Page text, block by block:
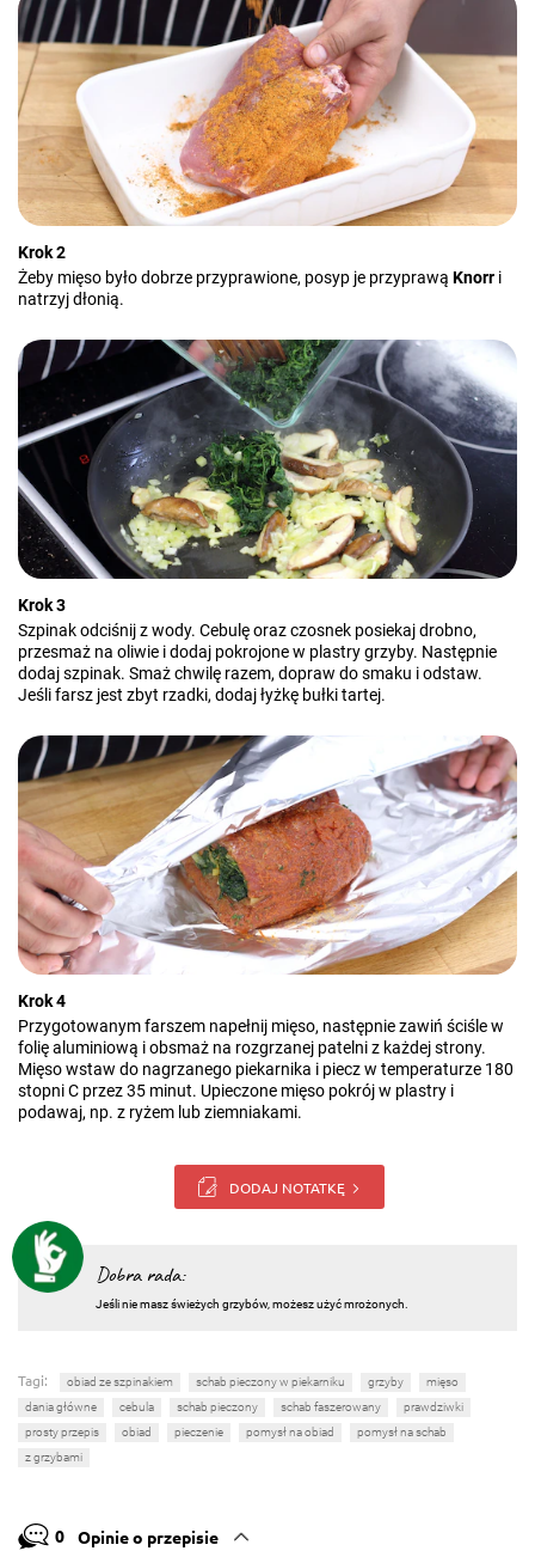
Krok 2
Żeby mięso było dobrze przyprawione, posyp je przyprawą Knorr i
natrzyj dłonią.
Krok 3
Szpinak odciśnij z wody. Cebulę oraz czosnek posiekaj drobno,
przesmaż na oliwie i dodaj pokrojone w plastry grzyby. Następnie
dodaj szpinak. Smaż chwilę razem, dopraw do smaku i odstaw.
Jeśli farsz jest zbyt rzadki, dodaj łyżkę bułki tartej.
Krok 4
Przygotowanym farszem napełnij mięso, następnie zawiń ściśle w
folię aluminiową i obsmaż na rozgrzanej patelni z każdej strony.
Mięso wstaw do nagrzanego piekarnika i piecz w temperaturze 180
stopni C przez 35 minut. Upieczone mięso pokrój w plastry i
podawaj, np. z ryżem lub ziemniakami.
DODAJ NOTATKĘ
Dobra rada:
Jeśli nie masz świeżych grzybów, możesz użyć mrożonych.
Tagi: obiad ze szpinakiem schab pieczony w piekarniku grzyby
mięso
dania główne
cebula schab pieczony schab faszerowany
prawdziwki
prosty przepis
obiad pieczenie pomysł na obiad
pomysł na schab
z grzybami
0 Opinie o przepisie